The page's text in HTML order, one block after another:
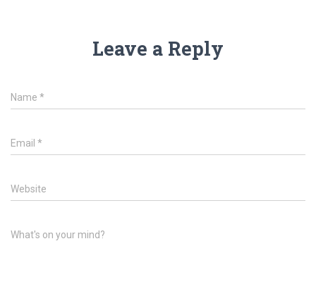
Leave a Reply
Name *
Email *
Website
What's on your mind?